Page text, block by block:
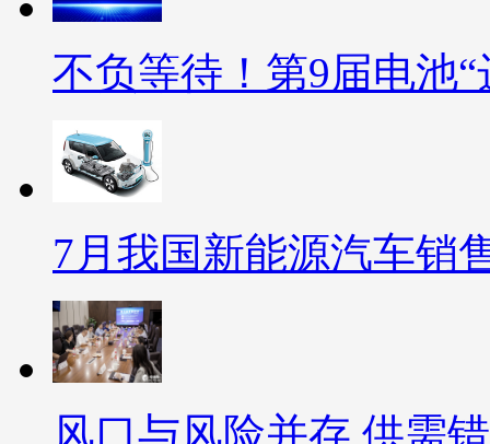
不负等待！第9届电池
7月我国新能源汽车销
风口与风险并存 供需